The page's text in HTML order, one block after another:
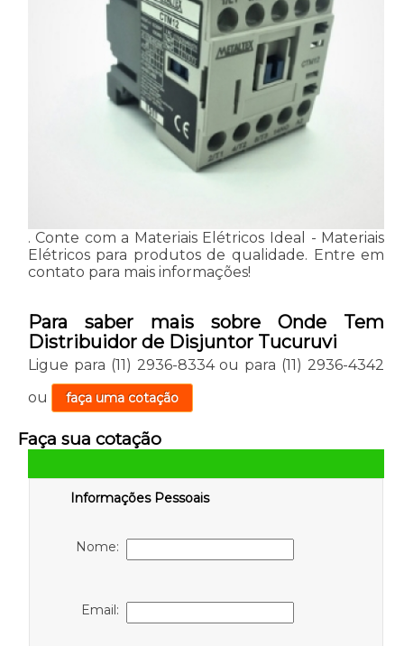
. Conte com a Materiais Elétricos Ideal - Materiais
Elétricos para produtos de qualidade. Entre em
contato para mais informações!
Para saber mais sobre Onde Tem
Distribuidor de Disjuntor Tucuruvi
Ligue para (11) 2936-8334ou para (11) 2936-4342
ou
faça uma cotação
Faça sua cotação
Informações Pessoais
Nome:
Email: